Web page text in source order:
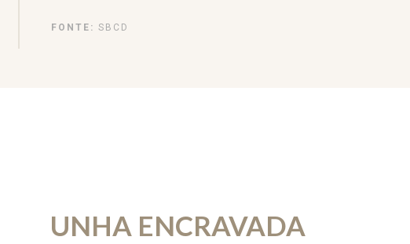
FONTE: SBCD
UNHA ENCRAVADA